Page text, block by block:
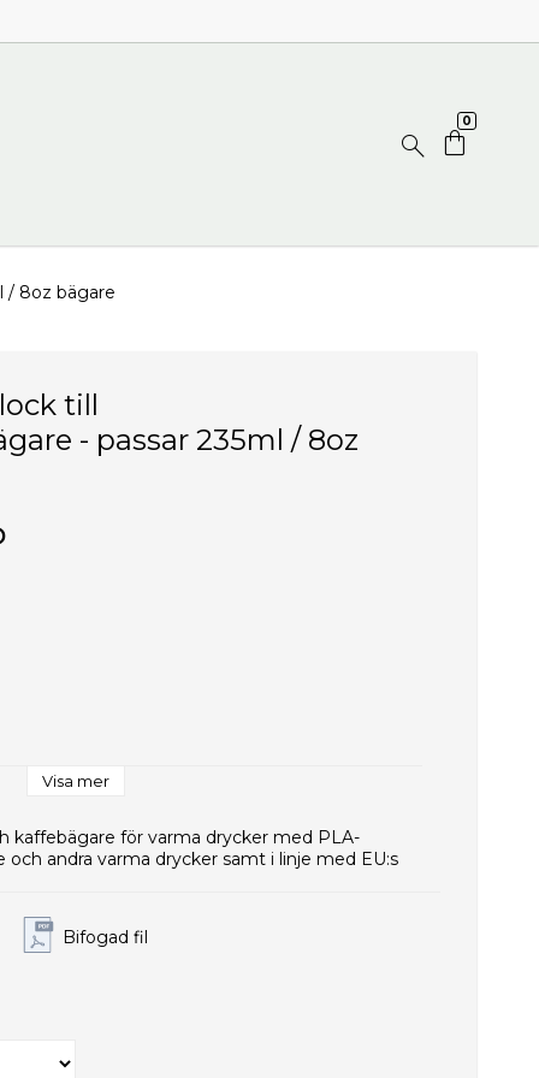
0
/ 8oz bägare
till
- passar 235ml / 8oz
Visa mer
kaffebägare för varma drycker med PLA-
andra varma drycker samt i linje med EU:s
Bifogad fil